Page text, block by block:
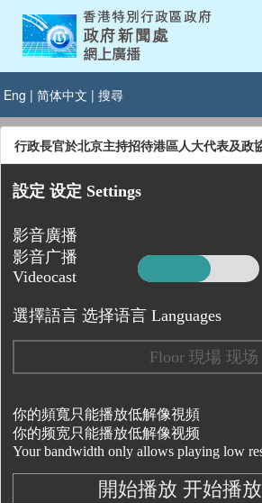
Eng | 简体中文 | 搜尋
行政長官於北京主持招待港區人大代表及政